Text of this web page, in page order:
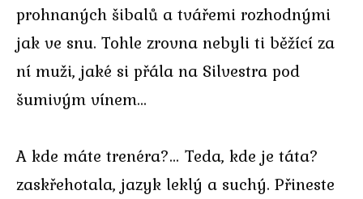
prohnaných šibalů a tvářemi rozhodnými
jak ve snu. Tohle zrovna nebyli ti běžící za
ní muži, jaké si přála na Silvestra pod
šumivým vínem…
A kde máte trenéra?… Teda, kde je táta?
zaskřehotala, jazyk leklý a suchý. Přineste